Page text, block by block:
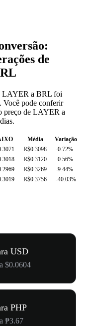
de
LAYER a BRL foi
Você pode conferir
preço de LAYER a
Média
Variação
R$0.3098
-0.72%
R$0.3120
-0.56%
R$0.3269
-9.44%
R$0.3756 -40.03%
USD
$0.0604
PHP
₱3.67